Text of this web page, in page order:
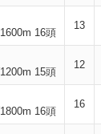
16頭
13
15頭
12
16頭
16